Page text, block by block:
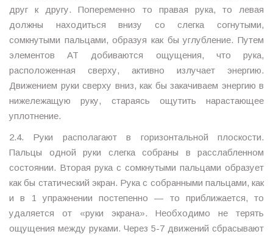
друг к другу. Попеременно то правая рука, то левая
должны находиться внизу со слегка согнутыми,
сомкнутыми пальцами, образуя как бы углубление. Путем
элементов АТ добиваются ощущения, что рука,
расположенная сверху, активно излучает энергию.
Движением руки сверху вниз, как бы закачиваем энергию в
нижележащую руку, стараясь ощутить нарастающее
уплотнение.
2.4. Руки располагают в горизонтальной плоскости.
Пальцы одной руки слегка собраны в расслабленном
состоянии. Вторая рука с сомкнутыми пальцами образует
как бы статический экран. Рука с собранными пальцами, как
и в 1 упражнении постепенно — то приближается, то
удаляется от «руки экрана». Необходимо не терять
ощущения между руками. Через 5-7 движений сбрасывают